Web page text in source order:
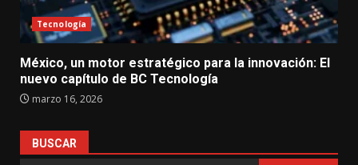
Tecnología
México, un motor estratégico para la innovación: El
nuevo capítulo de BC Tecnología
marzo 16, 2026
BUSCAR